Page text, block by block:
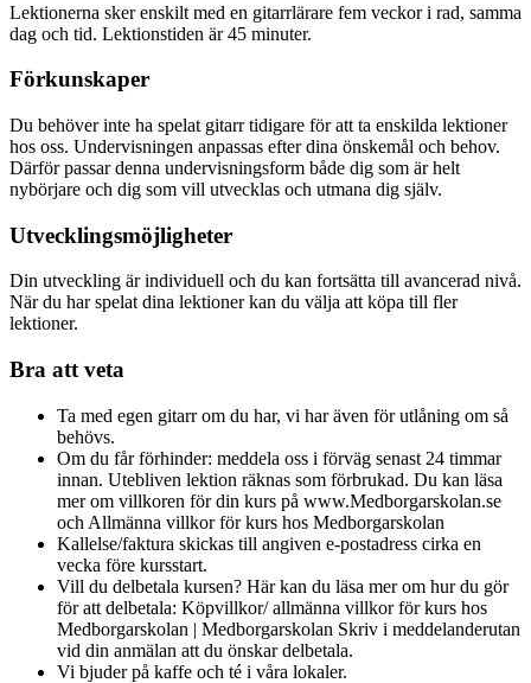
Lektionerna sker enskilt med en gitarrlärare fem veckor i rad, samma
dag och tid. Lektionstiden är 45 minuter.
Förkunskaper
Du behöver inte ha spelat gitarr tidigare för att ta enskilda lektioner
hos oss. Undervisningen anpassas efter dina önskemål och behov.
Därför passar denna undervisningsform både dig som är helt
nybörjare och dig som vill utvecklas och utmana dig själv.
Utvecklingsmöjligheter
Din utveckling är individuell och du kan fortsätta till avancerad nivå.
När du har spelat dina lektioner kan du välja att köpa till fler
lektioner.
Bra att veta
Ta med egen gitarr om du har, vi har även för utlåning om så
behövs.
Om du får förhinder: meddela oss i förväg senast 24 timmar
innan. Utebliven lektion räknas som förbrukad. Du kan läsa
mer om villkoren för din kurs på www.Medborgarskolan.se
och Allmänna villkor för kurs hos Medborgarskolan
Kallelse/faktura skickas till angiven e-postadress cirka en
vecka före kursstart.
Vill du delbetala kursen? Här kan du läsa mer om hur du gör
för att delbetala: Köpvillkor/ allmänna villkor för kurs hos
Medborgarskolan | Medborgarskolan Skriv i meddelanderutan
vid din anmälan att du önskar delbetala.
Vi bjuder på kaffe och té i våra lokaler.